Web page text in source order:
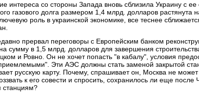
интереса со стороны Запада вновь сблизила Украину с
газового долга размером 1,4 млрд. долларов растянута
роль в украинской экономике, все теснее
прервал переговоры с Европейским банком
сумму в 1,5 млрд. долларов для завершения
и Ровно. Он не хочет попасть "в кабалу", условия
Эти АЭС должны стать заменой закрытой
русскую карту. Почему, спрашивает он, Москва не
к его совести и спросить, сохранилось ли еще